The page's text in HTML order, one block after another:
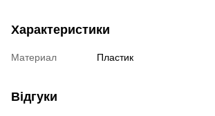
Характеристики
Материал Пластик
Відгуки